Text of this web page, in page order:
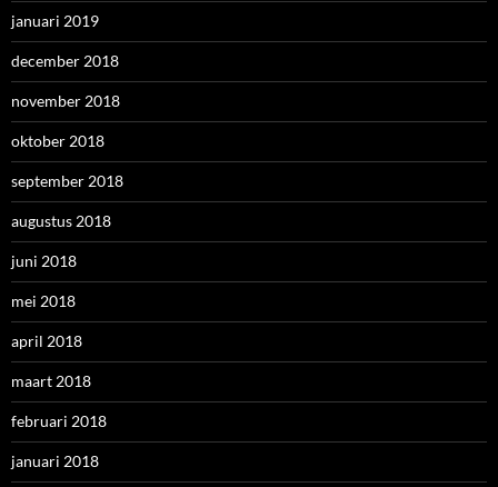
januari 2019
december 2018
november 2018
oktober 2018
september 2018
augustus 2018
juni 2018
mei 2018
april 2018
maart 2018
februari 2018
januari 2018